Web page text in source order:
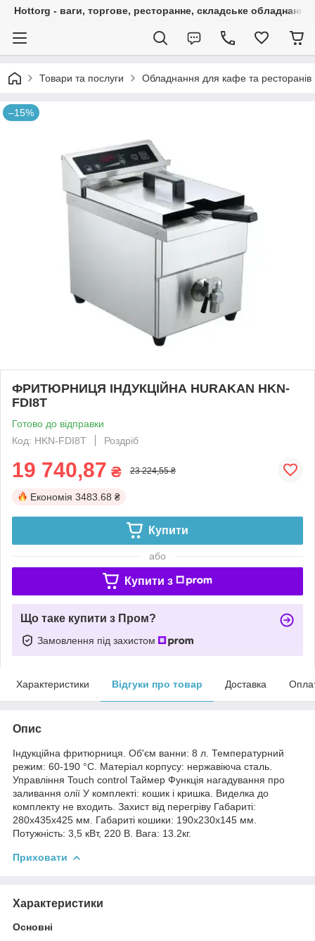
Hottorg - ваги, торгове, ресторанне, складське обладнання
Товари та послуги Обладнання для кафе та ресторанів
–15%
ФРИТЮРНИЦЯ ІНДУКЦІЙНА HURAKAN HKN-
FDI8T
Готово до відправки
Код: HKN-FDI8T
Роздріб
19 740,87 ₴ 23 224,55 ₴
Економія 3483.68 ₴
Купити
або
Купити з
Що таке купити з Пром?
Замовлення під захистом
Характеристики Відгуки про товар Доставка
Опис
Індукційна фритюрниця. Об'єм ванни: 8 л. Температурний
режим: 60-190 °С. Матеріал корпусу: нержавіюча сталь.
Управління Touch control Таймер Функція нагадування про
заливання олії У комплекті: кошик і кришка. Виделка до
комплекту не входить. Захист від перегріву Габариті:
280x435x425 мм. Габариті кошики: 190х230х145 мм.
Потужність: 3,5 кВт, 220 В. Вага: 13.2кг.
Приховати
Характеристики
Основні